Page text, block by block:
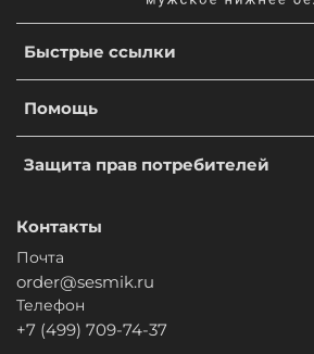
Быстрые ссылки
Помощь
Защита прав потребителей
Контакты
Почта
order@sesmik.ru
Телефон
+7 (499) 709-74-37